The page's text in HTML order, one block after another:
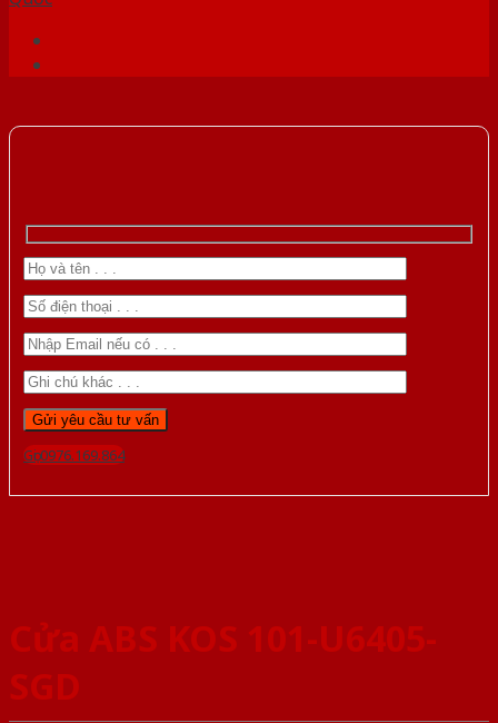
Gọi 0976.169.864
Cửa ABS KOS 101-U6405-
SGD